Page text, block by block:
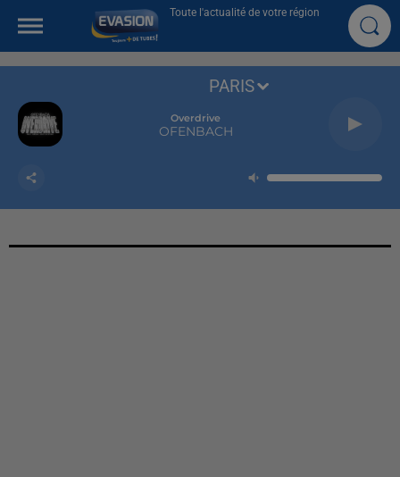
Toute l'actualité de votre région
Overdrive
OFENBACH
PARIS